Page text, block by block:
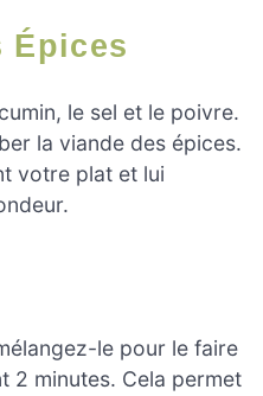
Épices
le sel et le poivre.
la viande des épices.
votre plat et lui
le pour le faire
2 minutes. Cela permet